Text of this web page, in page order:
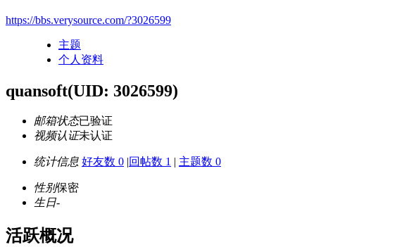
https://bbs.verysource.com/?3026599
主题
个人资料
quansoft(UID: 3026599)
邮箱状态已验证
视频认证未认证
统计信息 好友数 0 |回帖数 1 | 主题数 0
性别保密
生日-
活跃概况